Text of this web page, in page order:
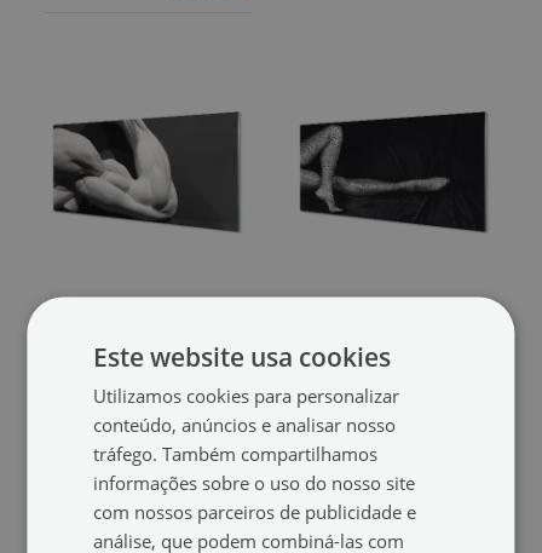
(#oah-79577089)
tamanho de: 100x50 cm
109.99 €
branca(#oah-77462649)
tamanho de: 100x50 cm
Este website usa cookies
Utilizamos cookies para personalizar
conteúdo, anúncios e analisar nosso
tráfego. Também compartilhamos
informações sobre o uso do nosso site
com nossos parceiros de publicidade e
análise, que podem combiná-las com